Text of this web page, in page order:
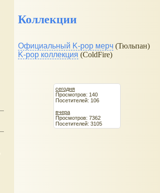
Коллекции
Официальный K-pop мерч (Тюльпан)
K-pop коллекция (ColdFire)
сегодня
Просмотров: 140
Посетителей: 106
вчера
Просмотров: 7362
Посетителей: 3105